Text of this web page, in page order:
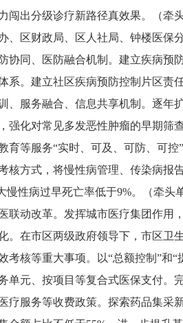
闯出分级诊疗新路径真效果。
（牵
、区财政局、区人社局、钟楼医保
协同、医防融合机制。 建立疾病预
系。建立社区疾病预防控制片区责
、服务融合、信息共享机制。逐年
强化对常见多发恶性肿瘤的早期筛
育等服务“实时、可及、可防、可控”
核方式，将慢性病管理、传染病报
慢性病过早死亡率低于9%。
（牵
联动改革。 发挥城市医疗集团作用
。在市区两级政府领导下，市区卫
考核等重大事项。以“总额控制 ”和“
单元、按项目等复合式医保支付。
疗服务等收费政策。探索药品集采